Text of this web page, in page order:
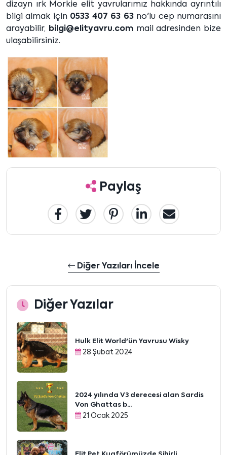
dizayn ırk Morkie elit yavrularımız hakkında ayrıntılı
bilgi almak için 0533 407 63 63no'lu cep numarasını
arayabilir,
bilgi@elityavru.commail adresinden bize
ulaşabilirsiniz.
Paylaş
Diğer Yazıları İncele
Diğer Yazılar
Hulk Elit World'ün Yavrusu Wisky
28 Şubat 2024
2024 yılında V3 derecesi alan Sardis
Von Ghattas b...
21 Ocak 2025